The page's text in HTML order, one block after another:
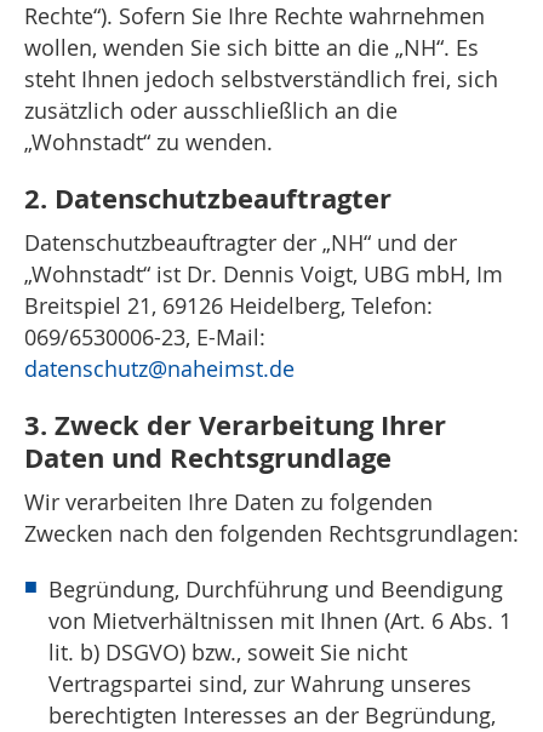
Rechte“). Sofern Sie Ihre Rechte wahrnehmen
wollen, wenden Sie sich bitte an die „NH“. Es
steht Ihnen jedoch selbstverständlich frei, sich
zusätzlich oder ausschließlich an die
„Wohnstadt“ zu wenden.
2. Datenschutzbeauftragter
Datenschutzbeauftragter der „NH“ und der
„Wohnstadt“ ist Dr. Dennis Voigt, UBG mbH, Im
Breitspiel 21, 69126 Heidelberg, Telefon:
069/6530006-23, E-Mail:
datenschutz@naheimst.de
3. Zweck der Verarbeitung Ihrer
Daten und Rechtsgrundlage
Wir verarbeiten Ihre Daten zu folgenden
Zwecken nach den folgenden Rechtsgrundlagen:
Begründung, Durchführung und Beendigung
von Mietverhältnissen mit Ihnen (Art. 6 Abs. 1
lit. b) DSGVO) bzw., soweit Sie nicht
Vertragspartei sind, zur Wahrung unseres
berechtigten Interesses an der Begründung,